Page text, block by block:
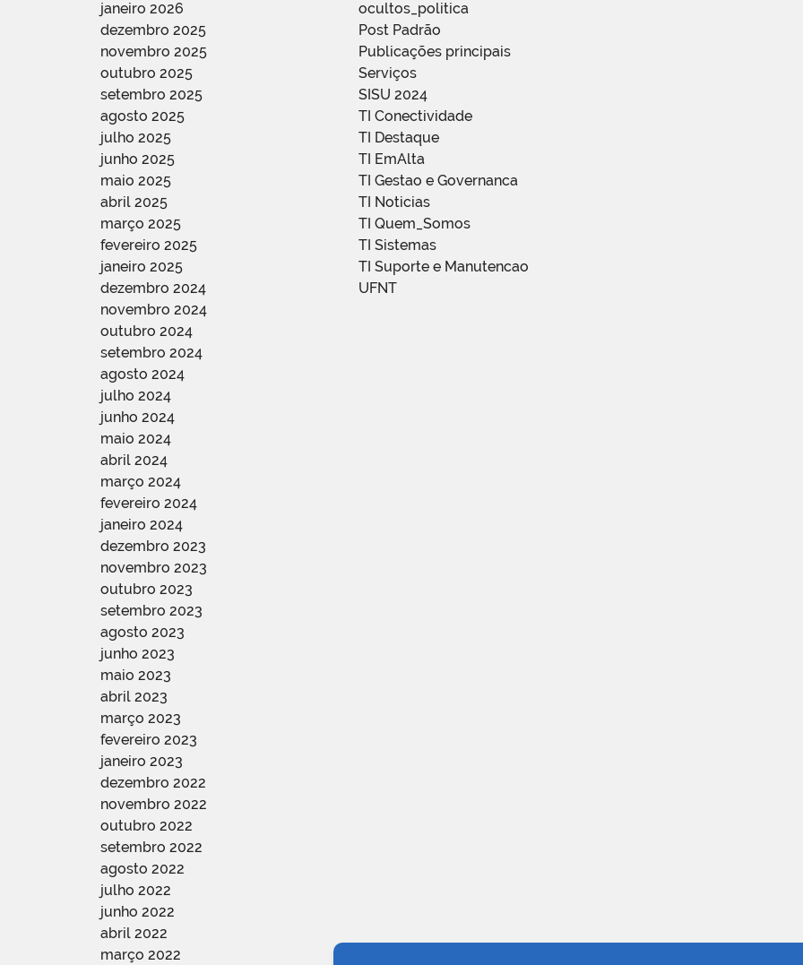
janeiro 2026
dezembro 2025
novembro 2025
outubro 2025
setembro 2025
agosto 2025
julho 2025
junho 2025
maio 2025
abril 2025
março 2025
fevereiro 2025
janeiro 2025
dezembro 2024
novembro 2024
outubro 2024
setembro 2024
agosto 2024
julho 2024
junho 2024
maio 2024
abril 2024
março 2024
fevereiro 2024
janeiro 2024
dezembro 2023
novembro 2023
outubro 2023
setembro 2023
agosto 2023
junho 2023
maio 2023
abril 2023
março 2023
fevereiro 2023
janeiro 2023
dezembro 2022
novembro 2022
outubro 2022
setembro 2022
agosto 2022
julho 2022
junho 2022
abril 2022
março 2022
ocultos_politica
Post Padrão
Publicações principais
Serviços
SISU 2024
TI Conectividade
TI Destaque
TI EmAlta
TI Gestao e Governanca
TI Noticias
TI Quem_Somos
TI Sistemas
TI Suporte e Manutencao
UFNT